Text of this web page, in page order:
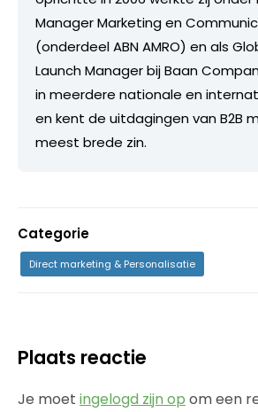
Manager Marketing en
(onderdeel ABN AMRO) en als
Launch Manager bij Baan
in meerdere nationale en
en kent de uitdagingen van B2B
meest brede zin.
Categorie
Direct marketing & Personalisatie
Plaats reactie
Je moet ingelogd zijn op om een